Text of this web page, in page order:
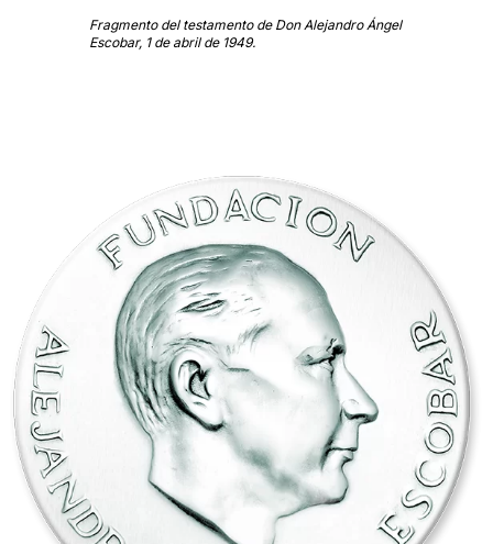
Fragmento del testamento de Don Alejandro Ángel
Escobar, 1 de abril de 1949.